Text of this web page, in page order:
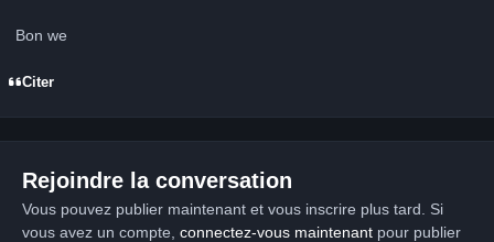
Bon we
Citer
Rejoindre la conversation
Vous pouvez publier maintenant et vous inscrire plus tard. Si
vous avez un compte, connectez-vous maintenantpour publier